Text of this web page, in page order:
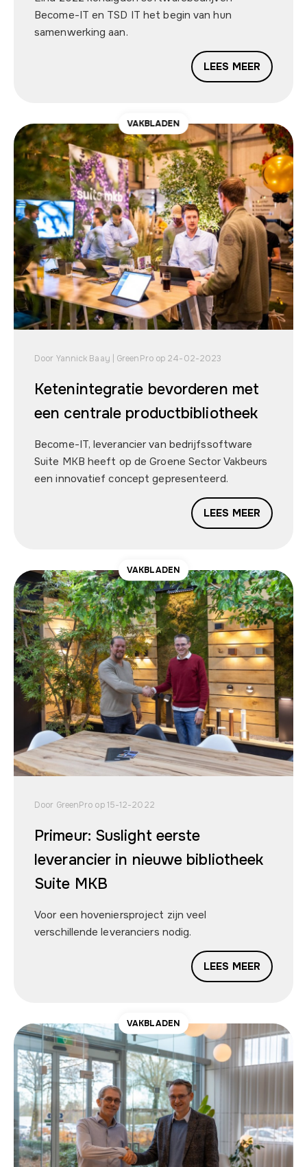
Become-IT en TSD IT het begin van hun
samenwerking aan.
LEES MEER
VAKBLADEN
Door Yannick Baay | GreenPro op 24-02-2023
Ketenintegratie bevorderen met
een centrale productbibliotheek
Become-IT, leverancier van bedrijfssoftware
Suite MKB heeft op de Groene Sector Vakbeurs
een innovatief concept gepresenteerd.
LEES MEER
VAKBLADEN
Door GreenPro op 15-12-2022
Primeur: Suslight eerste
leverancier in nieuwe bibliotheek
Suite MKB
Voor een hoveniersproject zijn veel
verschillende leveranciers nodig.
LEES MEER
VAKBLADEN